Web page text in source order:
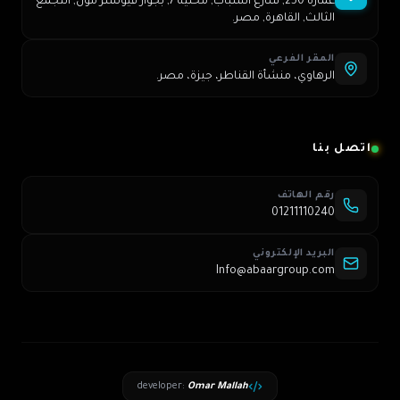
الثالث, القاهرة, مصر.
المقر الفرعي
الرهاوي، منشأة القناطر، جيزة، مصر.
اتصل بنا
رقم الهاتف
01211110240
البريد الإلكتروني
Info@abaargroup.com
developer: Omar Mallah